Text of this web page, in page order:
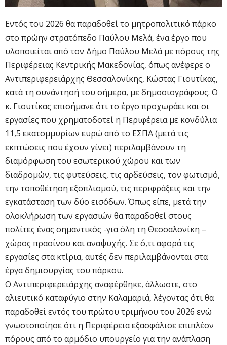
Εντός του 2026 θα παραδοθεί το μητροπολιτικό πάρκο
στο πρώην στρατόπεδο Παύλου Μελά, ένα έργο που
υλοποιείται από τον Δήμο Παύλου Μελά με πόρους της
Περιφέρειας Κεντρικής Μακεδονίας, όπως ανέφερε ο
Αντιπεριφερειάρχης Θεσσαλονίκης, Κώστας Γιουτίκας,
κατά τη συνάντησή του σήμερα, με δημοσιογράφους. Ο
κ. Γιουτίκας επισήμανε ότι το έργο προχωράει και οι
εργασίες που χρηματοδοτεί η Περιφέρεια με κονδύλια
11,5 εκατομμυρίων ευρώ από το ΕΣΠΑ (μετά τις
εκπτώσεις που έχουν γίνει) περιλαμβάνουν τη
διαμόρφωση του εσωτερικού χώρου και των
διαδρομών, τις φυτεύσεις, τις αρδεύσεις, τον φωτισμό,
την τοποθέτηση εξοπλισμού, τις περιφράξεις και την
εγκατάσταση των δύο εισόδων. Όπως είπε, μετά την
ολοκλήρωση των εργασιών θα παραδοθεί στους
πολίτες ένας σημαντικός -για όλη τη Θεσσαλονίκη –
χώρος πρασίνου και αναψυχής. Σε ό,τι αφορά τις
εργασίες στα κτίρια, αυτές δεν περιλαμβάνονται στα
έργα δημιουργίας του πάρκου.
Ο Αντιπεριφερειάρχης αναφέρθηκε, άλλωστε, στο
αλιευτικό καταφύγιο στην Καλαμαριά, λέγοντας ότι θα
παραδοθεί εντός του πρώτου τριμήνου του 2026 ενώ
γνωστοποίησε ότι η Περιφέρεια εξασφάλισε επιπλέον
πόρους από το αρμόδιο υπουργείο για την ανάπλαση